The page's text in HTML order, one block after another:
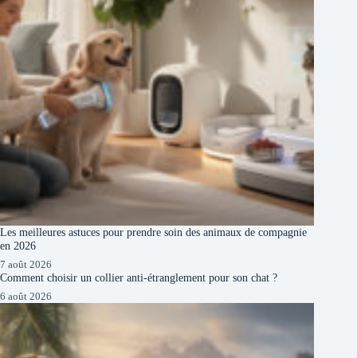
Les meilleures astuces pour prendre soin des animaux de compagnie
en 2026
7 août 2026
Comment choisir un collier anti-étranglement pour son chat ?
6 août 2026